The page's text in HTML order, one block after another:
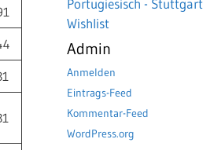
Portugiesisch - Stuttgart
Wishlist
Admin
Anmelden
Eintrags-Feed
Kommentar-Feed
WordPress.org